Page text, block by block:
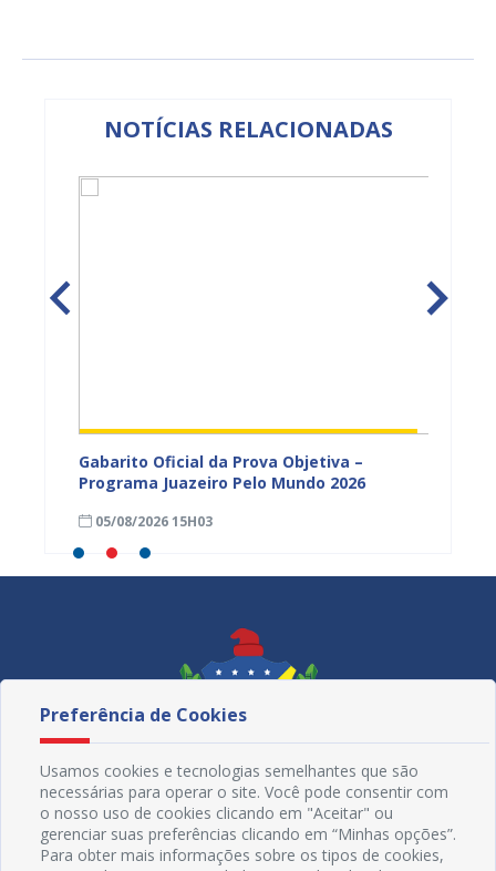
NOTÍCIAS RELACIONADAS
Gabarito Oficial da Prova Objetiva –
Programa Juazeiro Pelo Mundo 2026
05/08/2026 15H03
Preferência de Cookies
Usamos cookies e tecnologias semelhantes que são
necessárias para operar o site. Você pode consentir com
o nosso uso de cookies clicando em "Aceitar" ou
gerenciar suas preferências clicando em “Minhas opções”.
Para obter mais informações sobre os tipos de cookies,